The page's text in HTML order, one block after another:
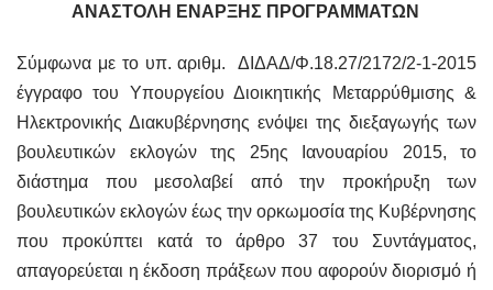
ΑΝΑΣΤΟΛΗ ΕΝΑΡΞΗΣ ΠΡΟΓΡΑΜΜΑΤΩΝ
Σύμφωνα με το υπ. αριθμ. ΔΙΔΑΔ/Φ.18.27/2172/2-1-2015
έγγραφο του Υπουργείου Διοικητικής Μεταρρύθμισης &
Ηλεκτρονικής Διακυβέρνησης ενόψει της διεξαγωγής των
βουλευτικών εκλογών της 25ης Ιανουαρίου 2015, το
διάστημα που μεσολαβεί από την προκήρυξη των
βουλευτικών εκλογών έως την ορκωμοσία της Κυβέρνησης
που προκύπτει κατά το άρθρο 37 του Συντάγματος,
απαγορεύεται η έκδοση πράξεων που αφορούν διορισμό ή